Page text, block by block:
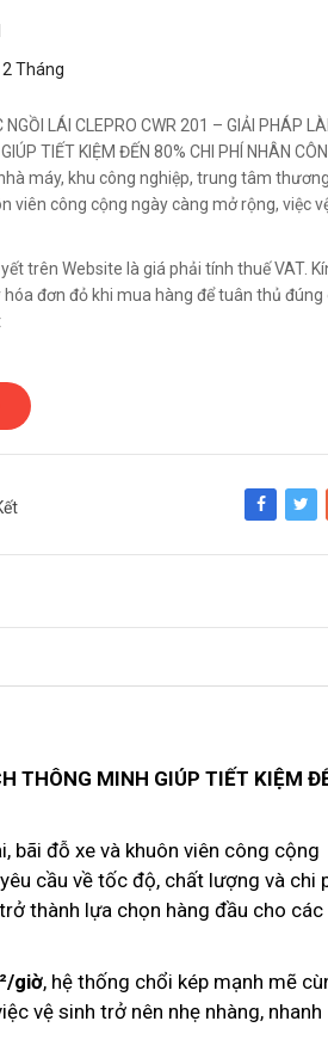
Tháng
NGỒI LÁI CLEPRO CWR 201 – GIẢI PHÁP
TIẾT KIỆM ĐẾN 80% CHI PHÍ NHÂN
máy, khu công nghiệp, trung tâm
viên công cộng ngày càng mở rộng, việc
trên Website là giá phải tính thuế VAT.
hóa đơn đỏ khi mua hàng để tuân thủ đúng
Share Tweet
THÔNG MINH GIÚP TIẾT KIỆM
bãi đỗ xe và khuôn viên công cộng
cầu về tốc độ, chất lượng và chi
trở thành lựa chọn hàng đầu cho các
giờ, hệ thống chổi kép mạnh mẽ
vệ sinh trở nên nhẹ nhàng, nhanh